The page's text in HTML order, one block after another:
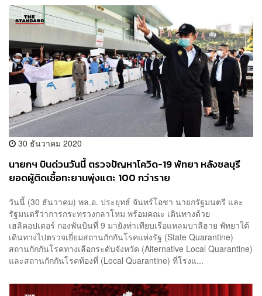
30 ธันวาคม 2020
นายกฯ บินด่วนวันนี้ ตรวจปัญหาโควิด-19 พัทยา หลังชลบุรี
ยอดผู้ติดเชื้อทะยานพุ่งแตะ 100 กว่าราย
วันนี้ (30 ธันวาคม) พล.อ. ประยุทธ์ จันทร์โอชา นายกรัฐมนตรี และ
รัฐมนตรีว่าการกระทรวงกลาโหม พร้อมคณะ เดินทางด้วย
เฮลิคอปเตอร์ กองพันบินที่ 9 มายังท่าเทียบเรือแหลมบาลีฮาย พัทยาใต้
เดินทางไปตรวจเยี่ยมสถานกักกันโรคแห่งรัฐ (State Quarantine)
สถานกักกันโรคทางเลือกระดับจังหวัด (Alternative Local Quarantine)
และสถานกักกันโรคท้องที่ (Local Quarantine) ที่โรงแ...